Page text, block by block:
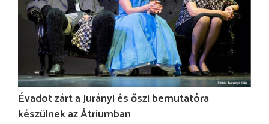
Évadot zárt a Jurányi és őszi bemutatóra
készülnek az Átriumban